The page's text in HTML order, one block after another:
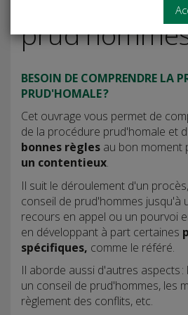
BESOIN DE COMPRENDRE LA
PRUD'HOMALE ?
Cet ouvrage vous permet de
de la procédure prud'homale et d'
bonnes règles au bon moment
un contentieux.
Il suit le déroulement d'un
conseil de prud'hommes jusqu'à
recours en appel ou un pourvoi
en développant à part certaines
spécifiques, comme le référé.
Il aborde aussi d'autres aspects
un conseil de prud'hommes, les
règlement des conflits, etc.